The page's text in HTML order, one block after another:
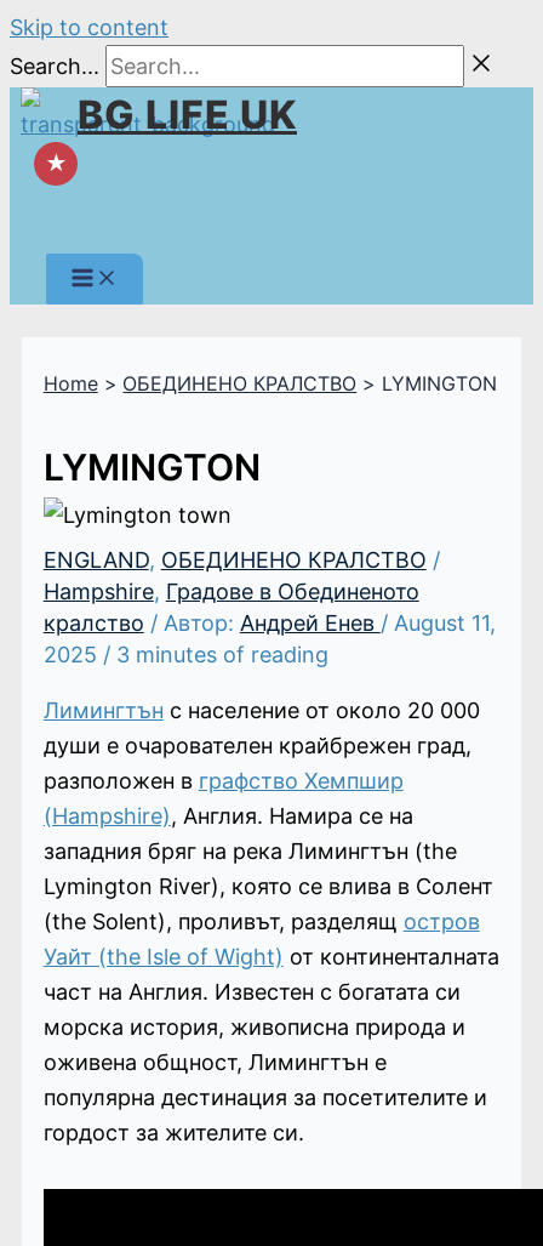
Skip to content
Search...
BG LIFE UK
★
Home ОБЕДИНЕНО КРАЛСТВО LYMINGTON
LYMINGTON
ENGLAND, ОБЕДИНЕНО КРАЛСТВО /
Hampshire, Градове в Обединеното
кралство / Автор: Андрей Енев / August 11,
2025 / 3 minutes of reading
Лимингтън с население от около 20 000
души е очарователен крайбрежен град,
разположен в графство Хемпшир
(Hampshire), Англия. Намира се на
западния бряг на река Лимингтън (the
Lymington River), която се влива в Солент
(the Solent), проливът, разделящ остров
Уайт (the Isle of Wight) от континенталната
част на Англия. Известен с богатата си
морска история, живописна природа и
оживена общност, Лимингтън е
популярна дестинация за посетителите и
гордост за жителите си.